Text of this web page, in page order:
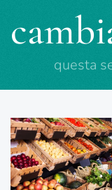
questa